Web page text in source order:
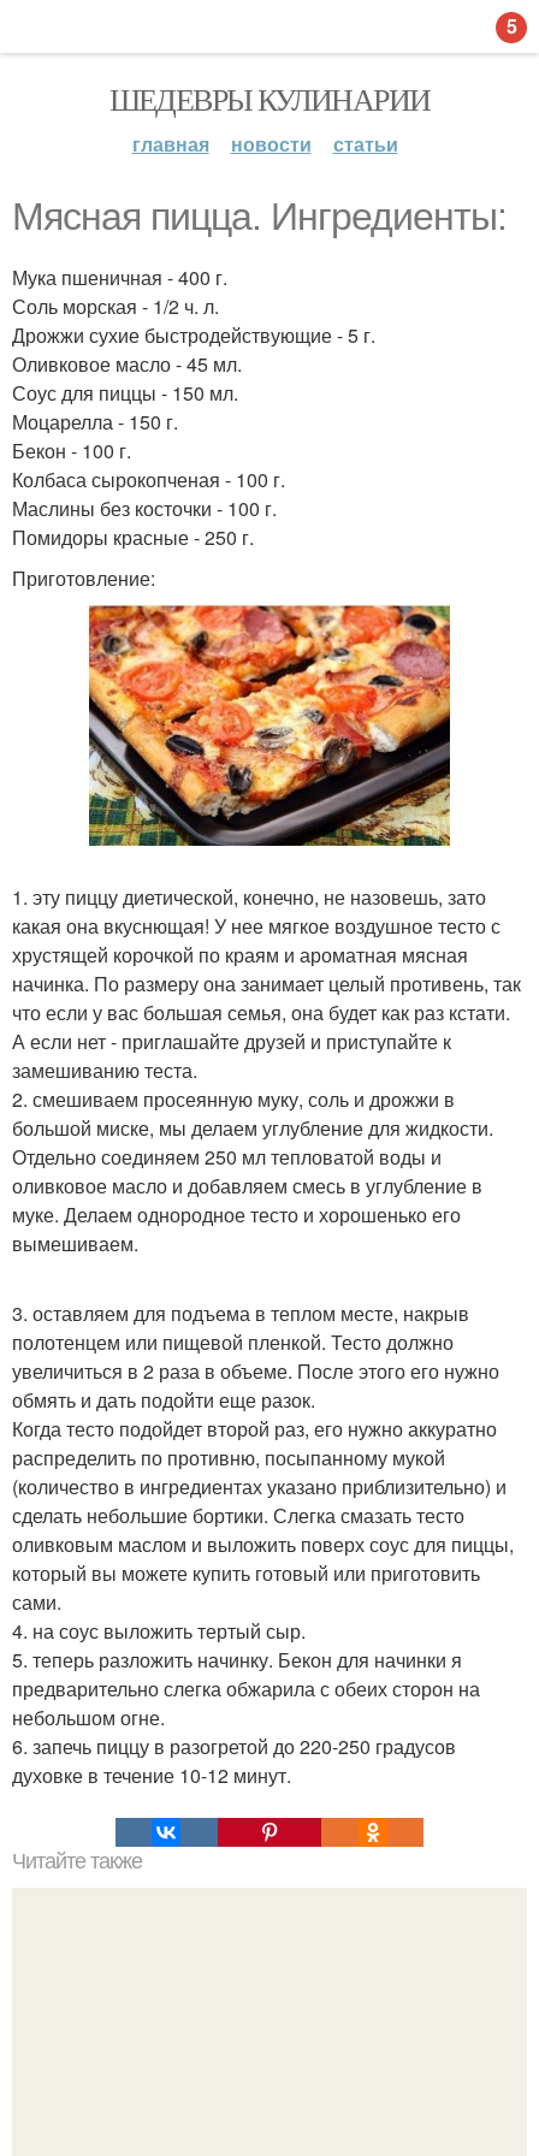
ШЕДЕВРЫ КУЛИНАРИИ
главная новости статьи
Мясная пицца. Ингредиенты:
Мука пшеничная - 400 г.
Соль морская - 1/2 ч. л.
Дрожжи сухие быстродействующие - 5 г.
Оливковое масло - 45 мл.
Соус для пиццы - 150 мл.
Моцарелла - 150 г.
Бекон - 100 г.
Колбаса сырокопченая - 100 г.
Маслины без косточки - 100 г.
Помидоры красные - 250 г.
Приготовление:
1. эту пиццу диетической, конечно, не назовешь, зато
какая она вкуснющая! У нее мягкое воздушное тесто с
хрустящей корочкой по краям и ароматная мясная
начинка. По размеру она занимает целый противень, так
что если у вас большая семья, она будет как раз кстати.
А если нет - приглашайте друзей и приступайте к
замешиванию теста.
2. смешиваем просеянную муку, соль и дрожжи в
большой миске, мы делаем углубление для жидкости.
Отдельно соединяем 250 мл тепловатой воды и
оливковое масло и добавляем смесь в углубление в
муке. Делаем однородное тесто и хорошенько его
вымешиваем.
3. оставляем для подъема в теплом месте, накрыв
полотенцем или пищевой пленкой. Тесто должно
увеличиться в 2 раза в объеме. После этого его нужно
обмять и дать подойти еще разок.
Когда тесто подойдет второй раз, его нужно аккуратно
распределить по противню, посыпанному мукой
(количество в ингредиентах указано приблизительно) и
сделать небольшие бортики. Слегка смазать тесто
оливковым маслом и выложить поверх соус для пиццы,
который вы можете купить готовый или приготовить
сами.
4. на соус выложить тертый сыр.
5. теперь разложить начинку. Бекон для начинки я
предварительно слегка обжарила с обеих сторон на
небольшом огне.
6. запечь пиццу в разогретой до 220-250 градусов
духовке в течение 10-12 минут.
Читайте также
5